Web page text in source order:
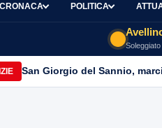
CRONACA POLITICA
Soleggiato
San Giorgio del Sannio,